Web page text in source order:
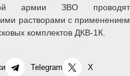
армии ЗВО проводят
растворами с применением
комплектов ДКВ-1К.
Telegram X